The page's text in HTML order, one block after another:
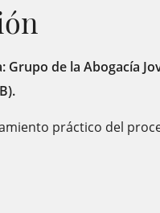
de la Abogacía
práctico del